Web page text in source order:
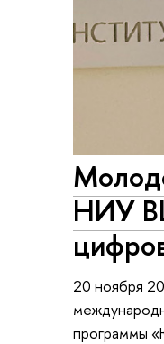
НИУ
20 ноября
программы